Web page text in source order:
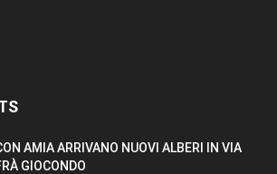
AMIA ARRIVANO NUOVI ALBERI IN VIA
GIOCONDO